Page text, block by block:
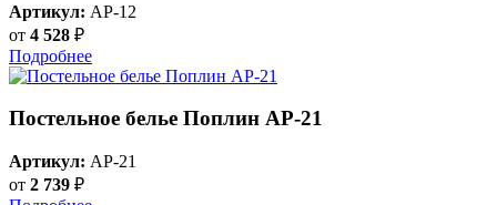
Артикул: AP-12
от 4 528 ₽
Подробнее
Постельное белье Поплин AP-21
Артикул: AP-21
от 2 739 ₽